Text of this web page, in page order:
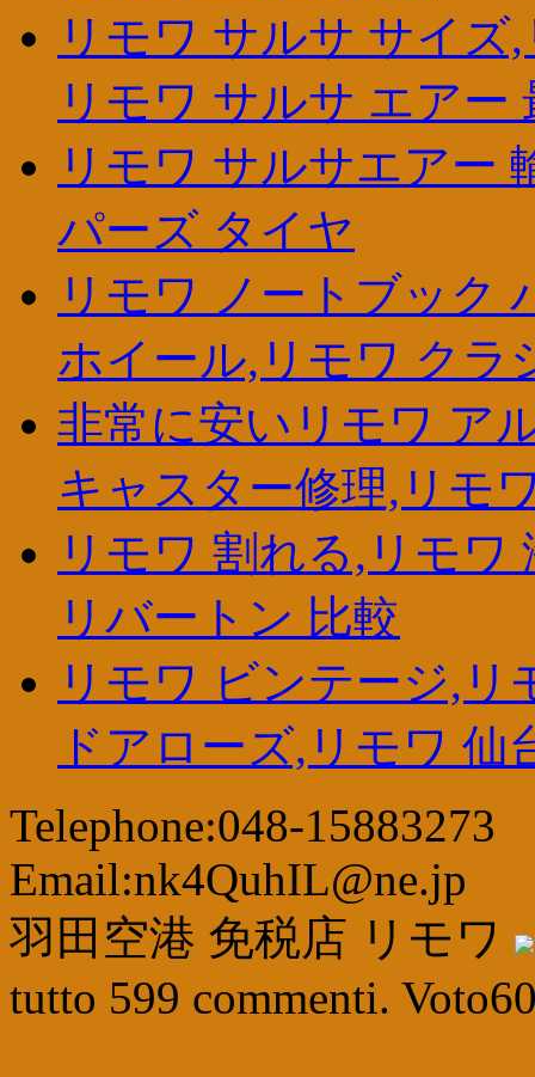
リモワ サルサ サイ
リモワ サルサ エアー
リモワ サルサエアー
パーズ タイヤ
リモワ ノートブック
ホイール,リモワ クラ
非常に安いリモワ ア
キャスター修理,リモ
リモワ 割れる,リモワ
リバートン 比較
リモワ ビンテージ,
ドアローズ,リモワ 仙
Telephone:048-15883273
Email:nk4QuhIL@ne.jp
羽田空港 免税店 リモワ
tutto 599 commenti. Voto